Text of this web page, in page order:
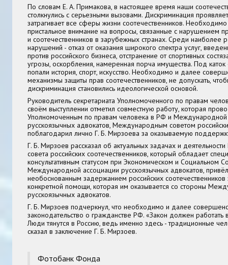
По словам Е. А. Примакова, в настоящее время наши
столкнулись с серьезными вызовами. Дискриминация
затрагивает все сферы жизни соотечественников.
пристальное внимание на вопросы, связанные с нарушением
и соотечественников в зарубежных странах. Среди наиболее
нарушений - отказ от оказания широкого спектра услуг,
против российского бизнеса, отстранение от спортивных
угрозы, оскорбления, намеренная порча имущества. Под каток
попали история, спорт, искусство. Необходимо и далее
механизмы защиты прав соотечественников, не допускать,
дискриминация становились идеологической основой.
Руководитель секретариата Уполномоченного по правам
своём выступлении отметил совместную работу, которая
Уполномоченным по правам человека в РФ и Международной
русскоязычных адвокатов, Международным советом
поблагодарил лично Г. Б. Мирзоева за оказываемую
Г. Б. Мирзоев рассказал об актуальных задачах и деятельности
совета российских соотечественников, который обладает
консультативным статусом при Экономическом и Социальном
Международной ассоциации русскоязычных адвокатов,
необоснованным задержанием российских
конкретной помощи, которая им оказывается со стороны
русскоязычных адвокатов.
Г. Б. Мирзоев подчеркнул, что необходимо и далее
законодательство о гражданстве РФ. «Закон должен работать
Люди тянутся в Россию, ведь именно здесь - традиционные
сказал в заключение Г. Б. Мирзоев.
Фотобанк Фонда